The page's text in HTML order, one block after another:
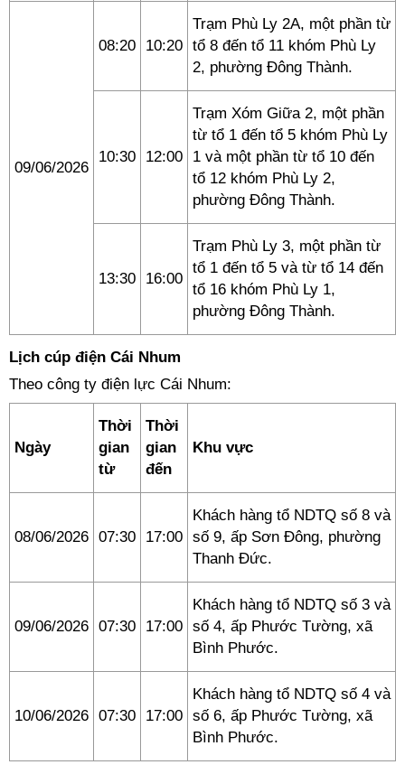
09/06/2026
08:20 10:20
Trạm Phù Ly 2A, một phần từ
tổ 8 đến tổ 11 khóm Phù Ly
2, phường Đông Thành.
10:30 12:00
Trạm Xóm Giữa 2, một phần
từ tổ 1 đến tổ 5 khóm Phù Ly
1 và một phần từ tổ 10 đến
tổ 12 khóm Phù Ly 2,
phường Đông Thành.
13:30 16:00
Trạm Phù Ly 3, một phần từ
tổ 1 đến tổ 5 và từ tổ 14 đến
tổ 16 khóm Phù Ly 1,
phường Đông Thành.
Lịch cúp điện Cái Nhum
Theo công ty điện lực Cái Nhum:
Ngày
Thời
gian
từ
Thời
gian
đến
Khu vực
08/06/2026 07:30 17:00
Khách hàng tổ NDTQ số 8 và
số 9, ấp Sơn Đông, phường
Thanh Đức.
09/06/2026 07:30 17:00
Khách hàng tổ NDTQ số 3 và
số 4, ấp Phước Tường, xã
Bình Phước.
10/06/2026 07:30 17:00
Khách hàng tổ NDTQ số 4 và
số 6, ấp Phước Tường, xã
Bình Phước.